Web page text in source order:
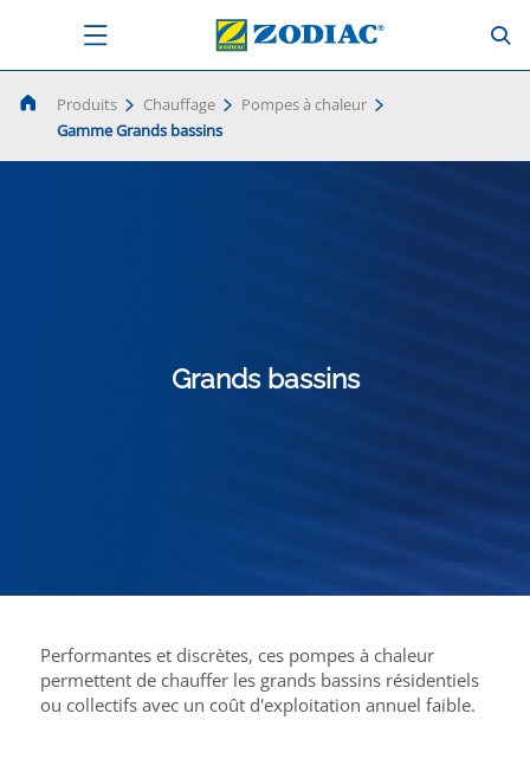
Produits Chauffage
Pompes à chaleur
Gamme Grands bassins
Grands bassins
Performantes et discrètes, ces pompes à chaleur
permettent de chauffer les grands bassins résidentiels
ou collectifs avec un coût d'exploitation annuel faible.